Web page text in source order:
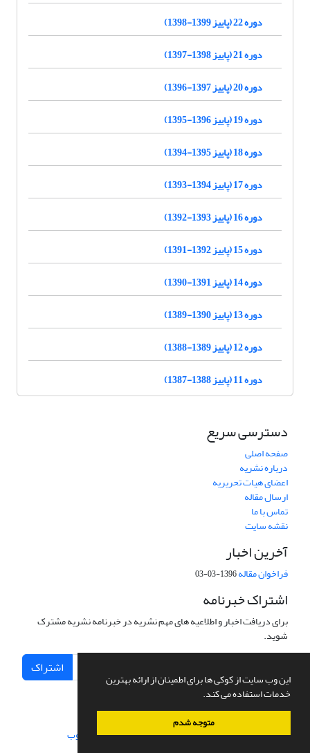
این وب سایت از کوکی ها برای اطمینان از ارائه بهترین
خدمات استفاده می کند.
متوجه شدم
دوره 22 (پاییز 1399-1398)
دوره 21 (پاییز 1398-1397)
دوره 20 (پاییز 1397-1396)
دوره 19 (پاییز 1396-1395)
دوره 18 (پاییز 1395-1394)
دوره 17 (پاییز 1394-1393)
دوره 16 (پاییز 1393-1392)
دوره 15 (پاییز 1392-1391)
دوره 14 (پاییز 1391-1390)
دوره 13 (پاییز 1390-1389)
دوره 12 (پاییز 1389-1388)
دوره 11 (پاییز 1388-1387)
دسترسی سریع
صفحه اصلی
درباره نشریه
اعضای هیات تحریریه
ارسال مقاله
تماس با ما
نقشه سایت
آخرین اخبار
فراخوان مقاله1396-03-03
اشتراک خبرنامه
برای دریافت اخبار و اطلاعیه های مهم نشریه در خبرنامه نشریه مشترک
شوید.
اشتراک
سامانه مدیریت نشریات علمی.طراحی و پیاده سازی از سیناوب